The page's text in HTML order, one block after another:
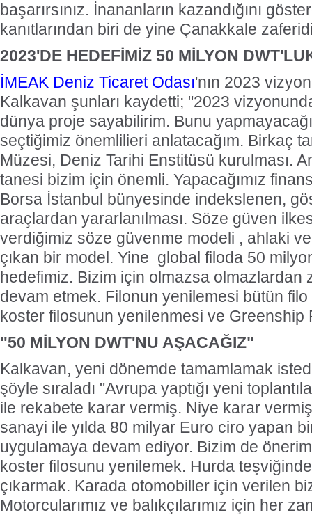
başarırsınız. İnananların kazandığını
kanıtlarından biri de yine Çanakkale
2023'DE HEDEFİMİZ 50 MİLYON
İMEAK Deniz Ticaret Odası'nın 2023
Kalkavan şunları kaydetti; "2023
dünya proje sayabilirim. Bunu
seçtiğimiz önemlilieri anlatacağım. Birkaç
Müzesi, Deniz Tarihi Enstitüsü kurulması.
tanesi bizim için önemli. Yapacağımız
Borsa İstanbul bünyesinde indekslenen,
araçlardan yararlanılması. Söze güven
verdiğimiz söze güvenme modeli , ahlaki
çıkan bir model. Yine global filoda 50
hedefimiz. Bizim için olmazsa olmazlardan
devam etmek. Filonun yenilemesi bütün
koster filosunun yenilenmesi ve Greenship
"50 MİLYON DWT'NU AŞACAĞIZ"
Kalkavan, yeni dönemde tamamlamak
şöyle sıraladı "Avrupa yaptığı yeni
ile rekabete karar vermiş. Niye karar
sanayi ile yılda 80 milyar Euro ciro yapan
uygulamaya devam ediyor. Bizim de
koster filosunu yenilemek. Hurda
çıkarmak. Karada otomobiller için verilen
Motorcularımız ve balıkçılarımız için her